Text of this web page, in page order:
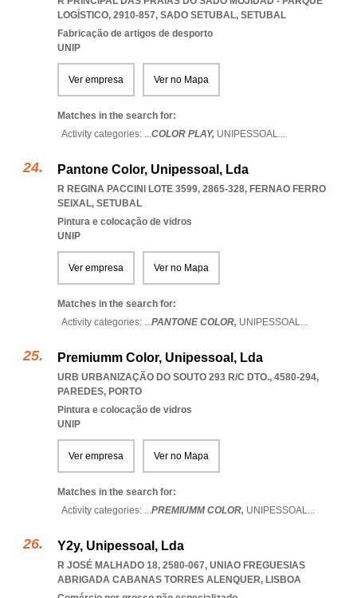
LOGÍSTICO, 2910-857, SADO SETUBAL, SETUBAL
Fabricação de artigos de desporto
UNIP
Ver empresa Ver no Mapa
Matches in the search for:
Activity categories: ...COLOR PLAY, UNIPESSOAL...
Pantone Color, Unipessoal, Lda
R REGINA PACCINI LOTE 3599, 2865-328, FERNAO FERRO
SEIXAL, SETUBAL
Pintura e colocação de vidros
UNIP
Ver empresa Ver no Mapa
Matches in the search for:
Activity categories: ...PANTONE COLOR, UNIPESSOAL...
Premiumm Color, Unipessoal, Lda
URB URBANIZAÇÃO DO SOUTO 293 R/C DTO., 4580-294,
PAREDES, PORTO
Pintura e colocação de vidros
UNIP
Ver empresa Ver no Mapa
Matches in the search for:
Activity categories: ...PREMIUMM COLOR, UNIPESSOAL...
Y2y, Unipessoal, Lda
R JOSÉ MALHADO 18, 2580-067, UNIAO FREGUESIAS
ABRIGADA CABANAS TORRES ALENQUER, LISBOA